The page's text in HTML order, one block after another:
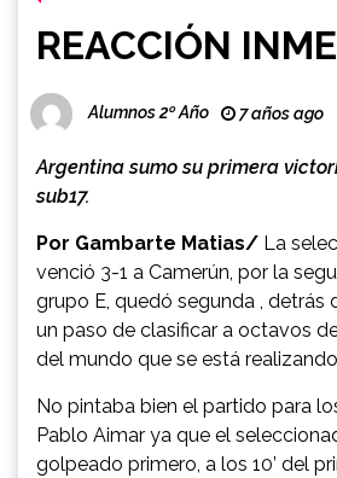
REACCIÓN
Alumnos 2º Año 7 años ago
Argentina sumo su primera
sub17.
Por Gambarte Matias/ La
venció 3-1 a Camerún, por la
grupo E, quedó segunda , detrás
un paso de clasificar a octavos
del mundo que se está
No pintaba bien el partido para
Pablo Aimar ya que el
golpeado primero, a los 10’ del